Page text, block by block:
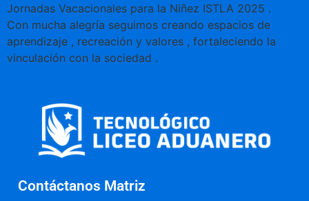
Jornadas Vacacionales para la Niñez ISTLA 2025 .
Con mucha alegría seguimos creando espacios de
aprendizaje , recreación y valores , fortaleciendo la
vinculación con la sociedad .
Contáctanos Matriz